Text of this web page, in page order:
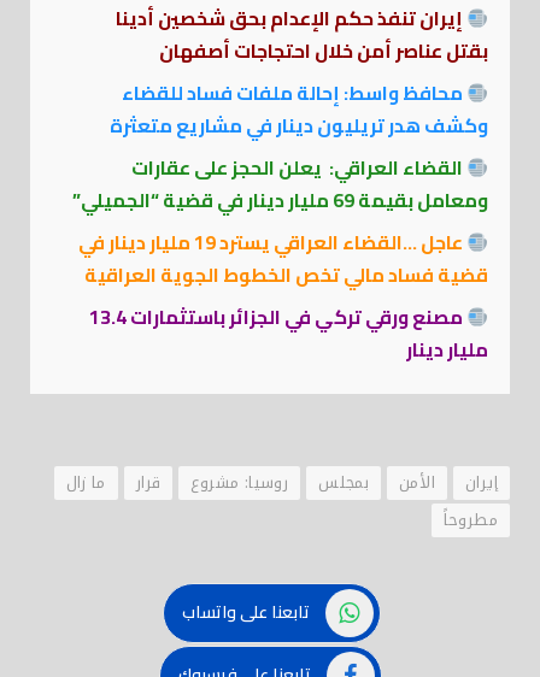
إيران تنفذ حكم الإعدام بحق شخصين أدينا
بقتل عناصر أمن خلال احتجاجات أصفهان
محافظ واسط: إحالة ملفات فساد للقضاء
وكشف هدر تريليون دينار في مشاريع متعثرة
القضاء العراقي: يعلن الحجز على عقارات
ومعامل بقيمة 69 مليار دينار في قضية “الجميلي”
عاجل …القضاء العراقي يسترد 19 مليار دينار في
قضية فساد مالي تخص الخطوط الجوية العراقية
مصنع ورقي تركي في الجزائر باستثمارات 13.4
مليار دينار
إيران الأمن بمجلس روسيا: مشروع قرار
ما زال
مطروحاً
تابعنا على واتساب